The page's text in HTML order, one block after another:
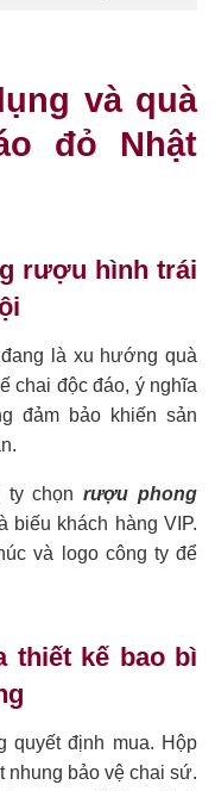
và quà
đỏ Nhật
rượu hình trái
đang là xu hướng quà
chai độc đáo, ý nghĩa
đảm bảo khiến sản
ty chọnrượu phong
biếu khách hàng VIP.
và logo công ty để
thiết kế bao bì
quyết định mua. Hộp
nhung bảo vệ chai sứ.